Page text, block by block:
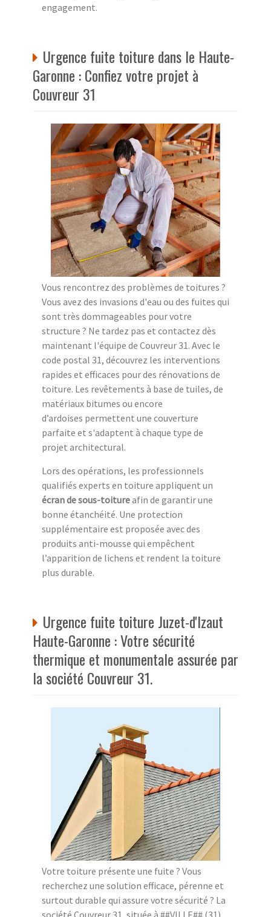
engagement.
Urgence fuite toiture dans le Haute-
Garonne : Confiez votre projet à
Couvreur 31
Vous rencontrez des problèmes de toitures ?
Vous avez des invasions d'eau ou des fuites qui
sont très dommageables pour votre
structure ? Ne tardez pas et contactez dès
maintenant l'équipe de Couvreur 31. Avec le
code postal 31, découvrez les interventions
rapides et efficaces pour des rénovations de
toiture. Les revêtements à base de tuiles, de
matériaux bitumes ou encore
d’ardoises permettent une couverture
parfaite et s'adaptent à chaque type de
projet architectural.
Lors des opérations, les professionnels
qualifiés experts en toiture appliquent un
écran de sous-toitureafin de garantir une
bonne étanchéité. Une protection
supplémentaire est proposée avec des
produits anti-mousse qui empêchent
l’apparition de lichens et rendent la toiture
plus durable.
Urgence fuite toiture Juzet-d'Izaut
Haute-Garonne : Votre sécurité
thermique et monumentale assurée par
la société Couvreur 31.
Votre toiture présente une fuite ? Vous
recherchez une solution efficace, pérenne et
surtout durable qui assure votre sécurité ? La
société Couvreur 31, située à ##VILLE## (31),